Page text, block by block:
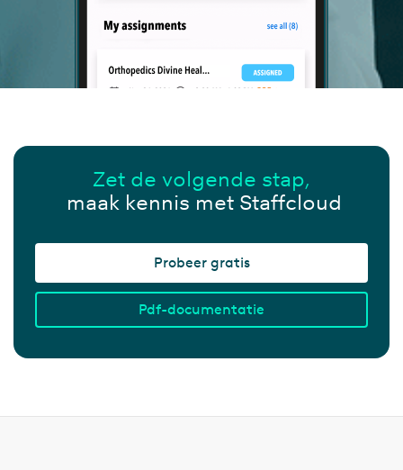
Zet de volgende stap,
maak kennis met Staffcloud
Probeer gratis
Pdf-documentatie